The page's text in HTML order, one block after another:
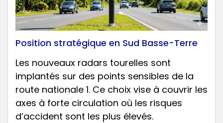
Position stratégique en Sud Basse-Terre
Les nouveaux radars tourelles sont
implantés sur des points sensibles de la
route nationale 1. Ce choix vise à couvrir les
axes à forte circulation où les risques
d’accident sont les plus élevés.